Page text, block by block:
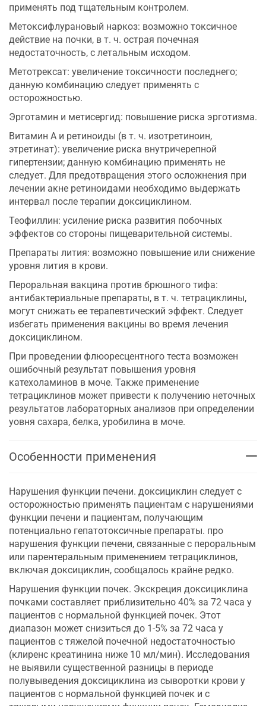
применять под тщательным контролем.
Метоксифлурановый наркоз: возможно токсичное
действие на почки, в т. ч. острая почечная
недостаточность, с летальным исходом.
Метотрексат: увеличение токсичности последнего;
данную комбинацию следует применять с
осторожностью.
Эрготамин и метисергид: повышение риска эрготизма.
Витамин А и ретиноиды (в т. ч. изотретиноин,
этретинат): увеличение риска внутричерепной
гипертензии; данную комбинацию применять не
следует. Для предотвращения этого осложнения при
лечении акне ретиноидами необходимо выдержать
интервал после терапии доксициклином.
Теофиллин: усиление риска развития побочных
эффектов со стороны пищеварительной системы.
Препараты лития: возможно повышение или снижение
уровня лития в крови.
Пероральная вакцина против брюшного тифа:
антибактериальные препараты, в т. ч. тетрациклины,
могут снижать ее терапевтический эффект. Следует
избегать применения вакцины во время лечения
доксициклином.
При проведении флюоресцентного теста возможен
ошибочный результат повышения уровня
катехоламинов в моче. Также применение
тетрациклинов может привести к получению неточных
результатов лабораторных анализов при определении
уовня сахара, белка, уробилина в моче.
Особенности применения
Нарушения функции печени. доксициклин следует с
осторожностью применять пациентам с нарушениями
функции печени и пациентам, получающим
потенциально гепатотоксичные препараты. про
нарушения функции печени, связанные с пероральным
или парентеральным применением тетрациклинов,
включая доксициклин, сообщалось крайне редко.
Нарушения функции почек. Экскреция доксициклина
почками составляет приблизительно 40% за 72 часа у
пациентов с нормальной функцией почек. Этот
диапазон может снизиться до 1-5% за 72 часа у
пациентов с тяжелой почечной недостаточностью
(клиренс креатинина ниже 10 мл/мин). Исследования
не выявили существенной разницы в периоде
полувыведения доксициклина из сыворотки крови у
пациентов с нормальной функцией почек и с